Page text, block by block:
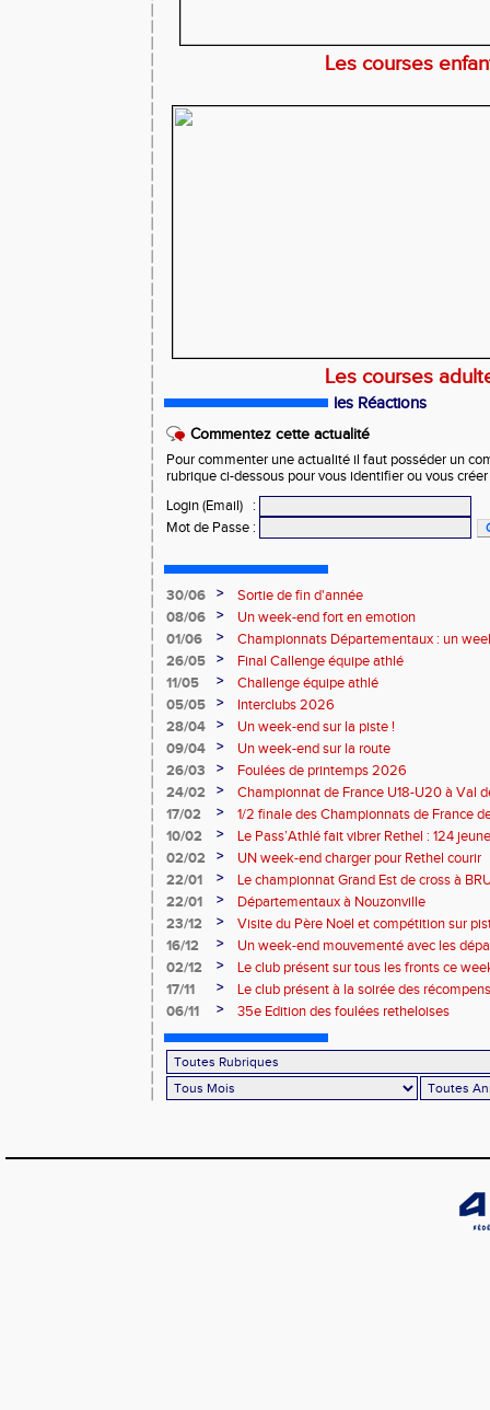
Les courses
Les courses
les Réactions
Commentez cette actualité
Pour commenter une actualité il faut posséder un
rubrique ci-dessous pour vous identifier ou vous
Login (Email)
:
Mot de Passe :
30/06 >
Sortie de fin d'année
08/06
>
Un week-end fort en emotion
01/06
>
Championnats Départementaux : un
performances
26/05 >
Final Callenge équipe athlé
11/05
>
Challenge équipe athlé
05/05
>
Interclubs 2026
28/04
>
Un week-end sur la piste !
09/04
>
Un week-end sur la route
26/03
>
Foulées de printemps 2026
24/02
>
Championnat de France U18-U20 à Val
17/02
>
1/2 finale des Championnats de France
10/02
>
Le Pass’Athlé fait vibrer Rethel : 124
02/02
>
UN week-end charger pour Rethel courir
22/01
>
Le championnat Grand Est de cross à
22/01
>
Départementaux à Nouzonville
23/12
>
Visite du Père Noël et compétition sur
16/12
>
Un week-end mouvementé avec les
02/12
>
Le club présent sur tous les fronts ce
17/11
>
Le club présent à la soirée des
l’Atmosphère
06/11 > 35e Edition des foulées retheloises